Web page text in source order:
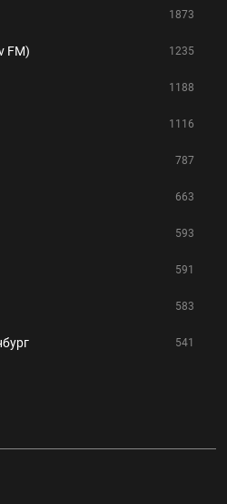
1873
FM) 1235
1188
1116
787
663
593
591
583
541